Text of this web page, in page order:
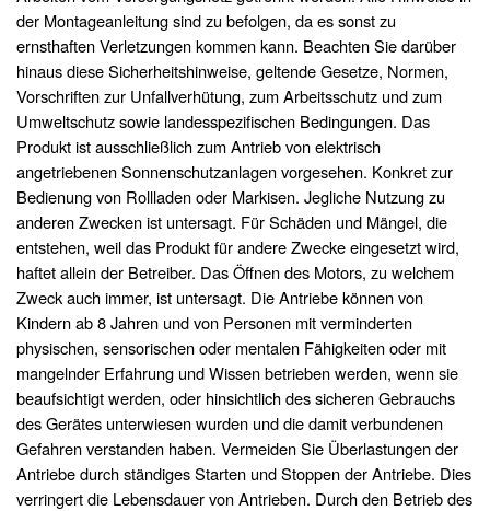
der Montageanleitung sind zu befolgen, da es sonst zu
ernsthaften Verletzungen kommen kann. Beachten Sie darüber
hinaus diese Sicherheitshinweise, geltende Gesetze, Normen,
Vorschriften zur Unfallverhütung, zum Arbeitsschutz und zum
Umweltschutz sowie landesspezifischen Bedingungen. Das
Produkt ist ausschließlich zum Antrieb von elektrisch
angetriebenen Sonnenschutzanlagen vorgesehen. Konkret zur
Bedienung von Rollladen oder Markisen. Jegliche Nutzung zu
anderen Zwecken ist untersagt. Für Schäden und Mängel, die
entstehen, weil das Produkt für andere Zwecke eingesetzt wird,
haftet allein der Betreiber. Das Öffnen des Motors, zu welchem
Zweck auch immer, ist untersagt. Die Antriebe können von
Kindern ab 8 Jahren und von Personen mit verminderten
physischen, sensorischen oder mentalen Fähigkeiten oder mit
mangelnder Erfahrung und Wissen betrieben werden, wenn sie
beaufsichtigt werden, oder hinsichtlich des sicheren Gebrauchs
des Gerätes unterwiesen wurden und die damit verbundenen
Gefahren verstanden haben. Vermeiden Sie Überlastungen der
Antriebe durch ständiges Starten und Stoppen der Antriebe. Dies
verringert die Lebensdauer von Antrieben. Durch den Betrieb des